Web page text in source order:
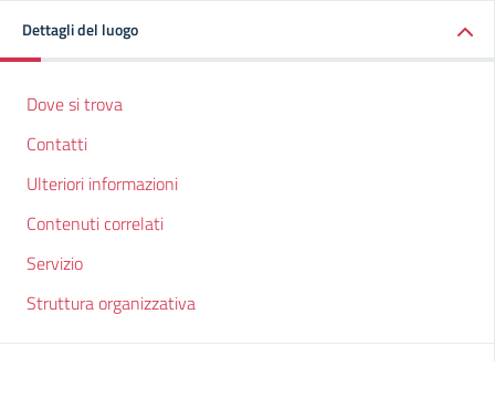
Dettagli del luogo
Dove si trova
Contatti
Ulteriori informazioni
Contenuti correlati
Servizio
Struttura organizzativa